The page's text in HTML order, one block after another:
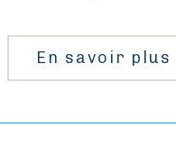
En savoir plus